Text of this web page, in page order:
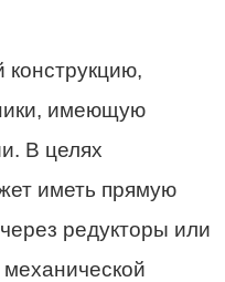
конструкцию,
имеющую
В целях
иметь прямую
редукторы или